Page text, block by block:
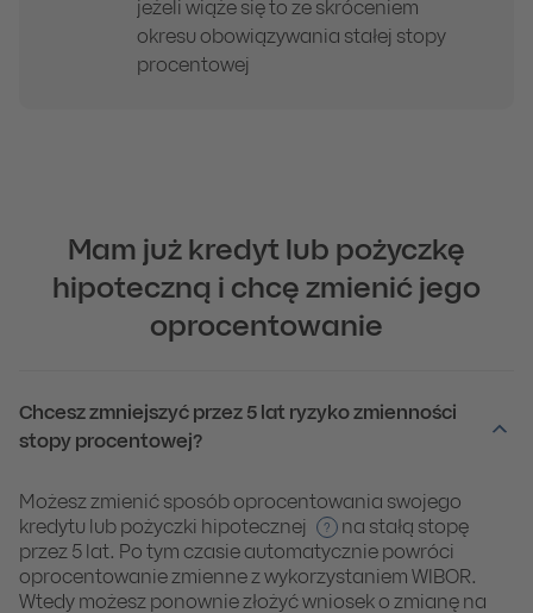
jeżeli wiąże się to ze skróceniem
okresu obowiązywania stałej stopy
procentowej
Mam już kredyt lub pożyczkę
hipoteczną i chcę zmienić jego
oprocentowanie
Chcesz zmniejszyć przez 5 lat ryzyko zmienności
stopy procentowej?
Możesz zmienić sposób oprocentowania swojego
kredytu lub pożyczki hipotecznej
?
na stałą stopę
przez 5 lat. Po tym czasie automatycznie powróci
oprocentowanie zmienne z wykorzystaniem WIBOR.
Wtedy możesz ponownie złożyć wniosek o zmianę na